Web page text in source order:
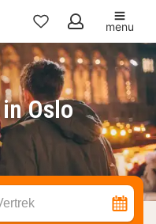
Mijn
favorieten
menu
Oslo